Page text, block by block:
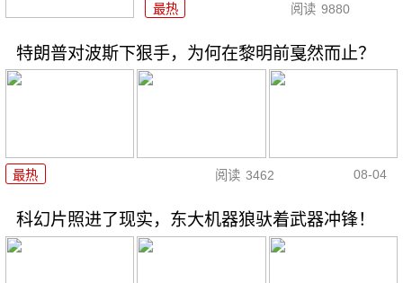
最热 阅读 9880
特朗普对波斯下狠手，为何在黎明前戛然而止？
最热 阅读 3462 08-04
科幻片照进了现实，东大机器狼驮着武器冲锋！